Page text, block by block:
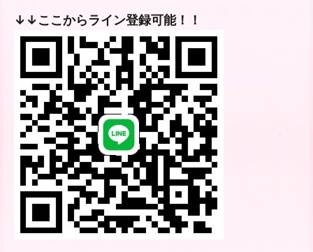
↓↓ここからライン登録可能！！